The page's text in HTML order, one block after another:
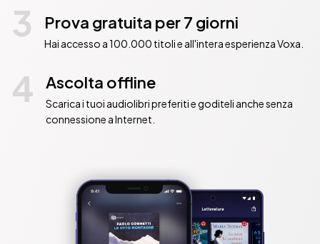
3 Prova gratuita per 7 giorni
Hai accesso a 100.000 titoli e all'intera esperienza Voxa.
4 Ascolta offline
Scarica i tuoi audiolibri preferiti e goditeli anche senza
connessione a Internet.